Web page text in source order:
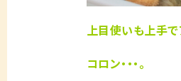
上目使いも上手
コロン・・・。